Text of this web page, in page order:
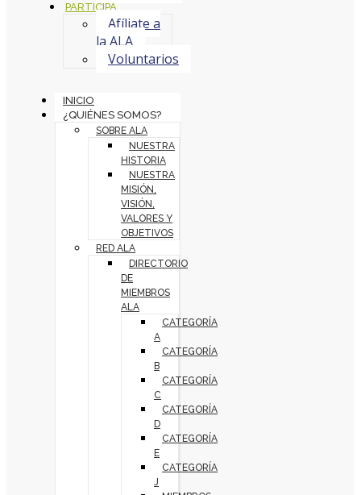
PARTICIPA
Afíliate a
la ALA
Voluntarios
INICIO
¿QUIÉNES SOMOS?
SOBRE ALA
NUESTRA
HISTORIA
NUESTRA
MISIÓN,
VISIÓN,
VALORES Y
OBJETIVOS
RED ALA
DIRECTORIO
DE
MIEMBROS
ALA
CATEGORÍA
A
CATEGORÍA
B
CATEGORÍA
C
CATEGORÍA
D
CATEGORÍA
E
CATEGORÍA
J